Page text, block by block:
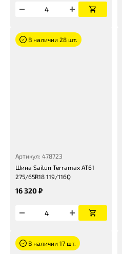
В наличии 28 шт.
Артикул: 478723
Шина Sailun Terramax AT61
275/65R18 119/116Q
16 320 ₽
В наличии 17 шт.